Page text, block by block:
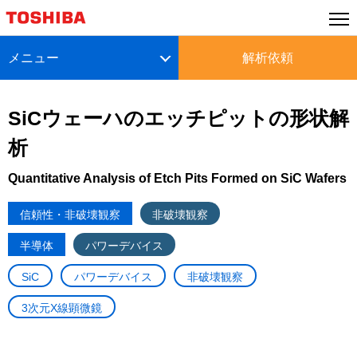
SiCウェーハのエッチピットの形状解
析
Quantitative Analysis of Etch Pits Formed on SiC Wafers
信頼性・非破壊観察 非破壊観察
半導体 パワーデバイス
SiC パワーデバイス 非破壊観察
3次元X線顕微鏡
メニュー 解析依頼